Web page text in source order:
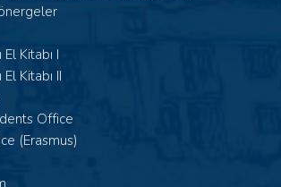
Kitabı I
Kitabı II
Office
(Erasmus)